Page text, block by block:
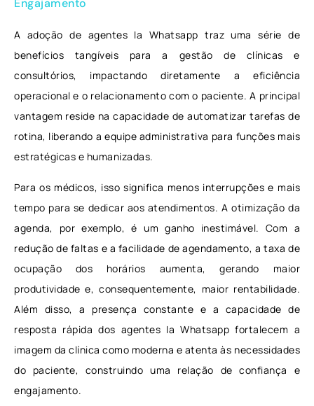
Engajamento
A adoção de agentes Ia Whatsapp traz uma série de
benefícios tangíveis para a gestão de clínicas e
consultórios, impactando diretamente a eficiência
operacional e o relacionamento com o paciente. A principal
vantagem reside na capacidade de automatizar tarefas de
rotina, liberando a equipe administrativa para funções mais
estratégicas e humanizadas.
Para os médicos, isso significa menos interrupções e mais
tempo para se dedicar aos atendimentos. A otimização da
agenda, por exemplo, é um ganho inestimável. Com a
redução de faltas e a facilidade de agendamento, a taxa de
ocupação dos horários aumenta, gerando maior
produtividade e, consequentemente, maior rentabilidade.
Além disso, a presença constante e a capacidade de
resposta rápida dos agentes Ia Whatsapp fortalecem a
imagem da clínica como moderna e atenta às necessidades
do paciente, construindo uma relação de confiança e
engajamento.